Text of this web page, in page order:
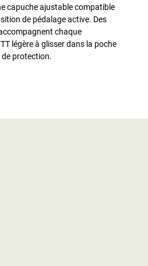
capuche ajustable compatible
de pédalage active. Des
chaque
légère à glisser dans la poche
protection.